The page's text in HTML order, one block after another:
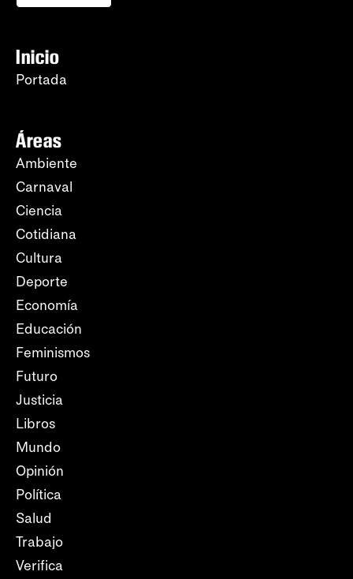
Inicio
Portada
Áreas
Ambiente
Carnaval
Ciencia
Cotidiana
Cultura
Deporte
Economía
Educación
Feminismos
Futuro
Justicia
Libros
Mundo
Opinión
Política
Salud
Trabajo
Verifica